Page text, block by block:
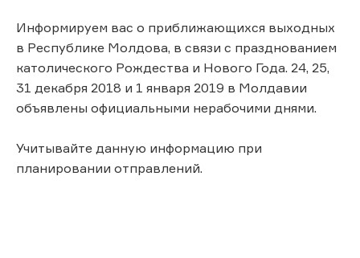
Информируем вас о приближающихся выходных
в Республике Молдова, в связи с празднованием
католического Рождества и Нового Года. 24, 25,
31 декабря 2018 и 1 января 2019 в Молдавии
объявлены официальными нерабочими днями.
Учитывайте данную информацию при
планировании отправлений.